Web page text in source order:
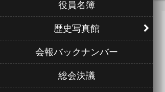
役員名簿
歴史写真館
会報バックナンバー
総会決議